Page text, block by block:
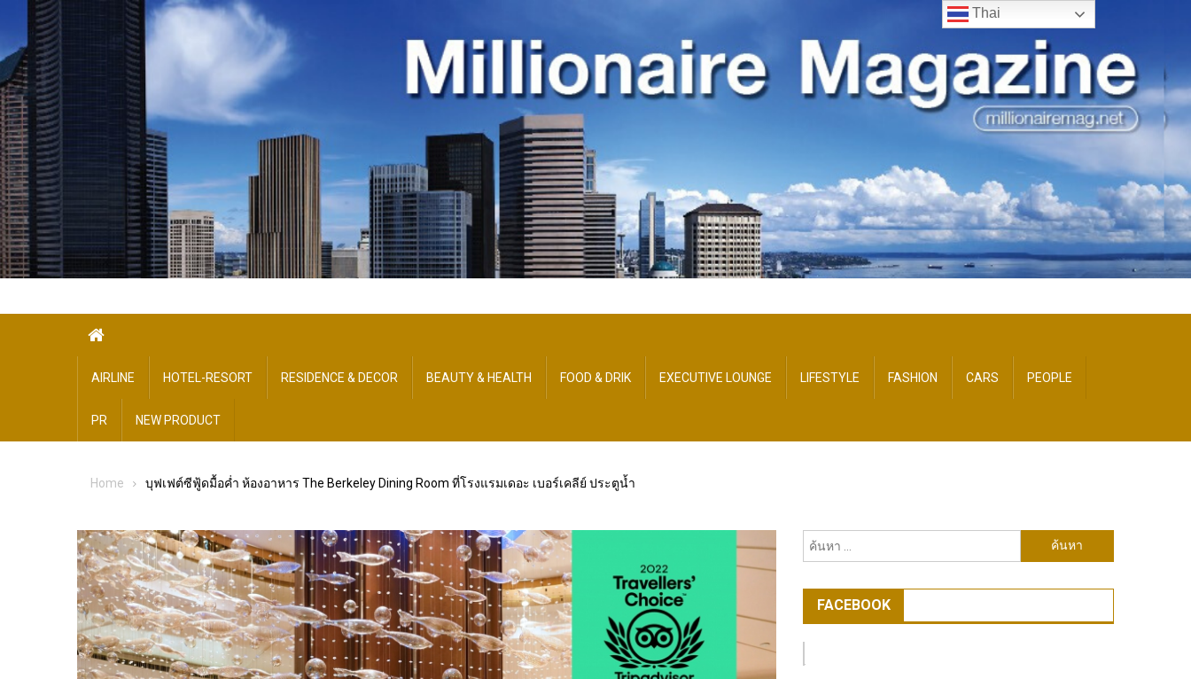
content
AIRLINE HOTEL-​RESORT RESIDENCE & DECOR BEAUTY​ & HEALTH FOOD & DRIK EXECUTIVE LOUNGE LIFESTYLE FASHION CARS PEOPLE
PR NEW​ PRODUCT​
Home บุฟเฟต์ซีฟู้ดมื้อค่ำ ห้องอาหาร The Berkeley Dining Room ที่โรงแรมเดอะ เบอร์เคลีย์ ประตูน้ำ
สำหรับ:
FACEBOOK
Thai